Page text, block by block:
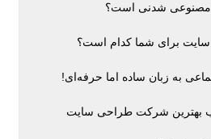
شدنی است؟
برای شما کدام است؟
به زبان ساده اما حرفه‌ای!
بهترین شرکت طراحی سایت